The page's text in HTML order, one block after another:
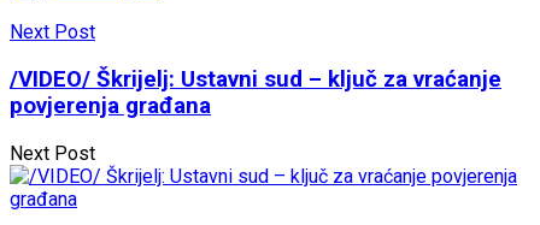
Next Post
/VIDEO/ Škrijelj: Ustavni sud – ključ za vraćanje
povjerenja građana
Next Post